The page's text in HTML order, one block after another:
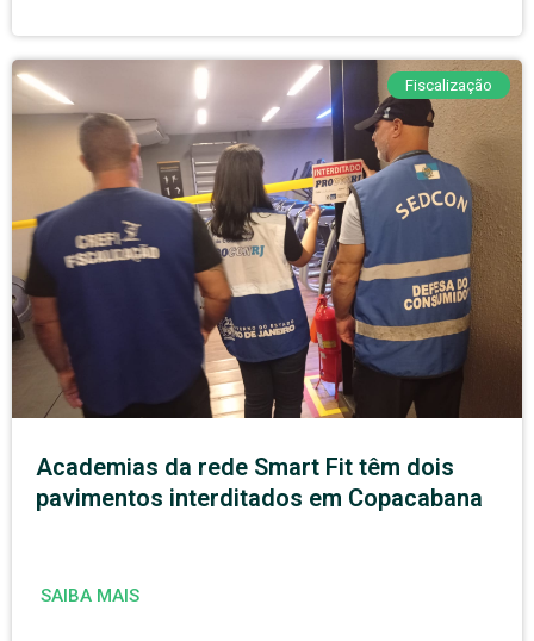
Fiscalização
Academias da rede Smart Fit têm dois
pavimentos interditados em Copacabana
SAIBA MAIS